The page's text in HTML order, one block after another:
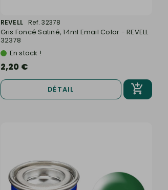
REVELL Ref. 32378
Gris Foncé Satiné, 14ml Email Color - REVELL
32378
En stock !
2,20 €
DÉTAIL